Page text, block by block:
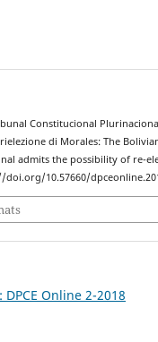
Constitucional
di Morales: The
admits the possibility of re-
doi.org/10.57660/
Online 2-2018